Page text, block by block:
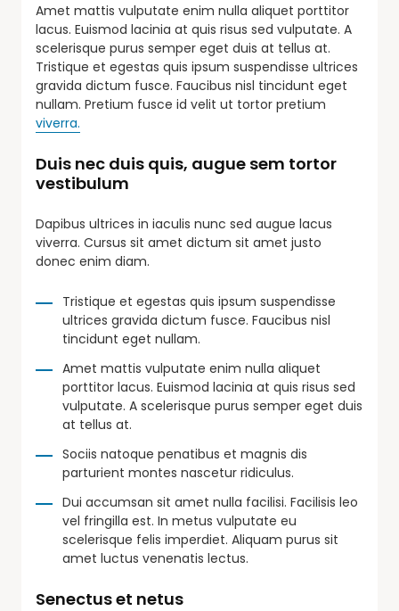
Amet mattis vulputate enim nulla aliquet porttitor
lacus. Euismod lacinia at quis risus sed vulputate. A
scelerisque purus semper eget duis at tellus at.
Tristique et egestas quis ipsum suspendisse ultrices
gravida dictum fusce. Faucibus nisl tincidunt eget
nullam. Pretium fusce id velit ut tortor pretium
viverra.
Duis nec duis quis, augue sem tortor
vestibulum
Dapibus ultrices in iaculis nunc sed augue lacus
viverra. Cursus sit amet dictum sit amet justo
donec enim diam.
Tristique et egestas quis ipsum suspendisse
ultrices gravida dictum fusce. Faucibus nisl
tincidunt eget nullam.
Amet mattis vulputate enim nulla aliquet
porttitor lacus. Euismod lacinia at quis risus sed
vulputate. A scelerisque purus semper eget duis
at tellus at.
Sociis natoque penatibus et magnis dis
parturient montes nascetur ridiculus.
Dui accumsan sit amet nulla facilisi. Facilisis leo
vel fringilla est. In metus vulputate eu
scelerisque felis imperdiet. Aliquam purus sit
amet luctus venenatis lectus.
Senectus et netus